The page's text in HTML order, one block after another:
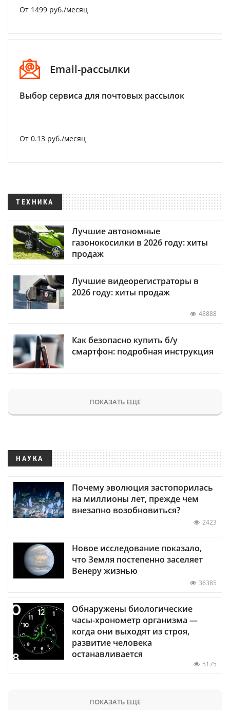
От 1499 руб./месяц
Email-рассылки
Выбор сервиса для почтовых рассылок
От 0.13 руб./месяц
ТЕХНИКА
Лучшие автономные
газонокосилки в 2026 году: хиты
продаж
Лучшие видеорегистраторы в
2026 году: хиты продаж
48888
Как безопасно купить б/у
смартфон: подробная инструкция
ПОКАЗАТЬ ЕЩЕ
НАУКА
Почему эволюция застопорилась
на миллионы лет, прежде чем
внезапно возобновиться?
2423
Новое исследование показало,
что Земля постепенно заселяет
Венеру жизнью
36385
Обнаружены биологические
часы-хронометр организма —
когда они выходят из строя,
развитие человека
останавливается
5175
ПОКАЗАТЬ ЕЩЕ